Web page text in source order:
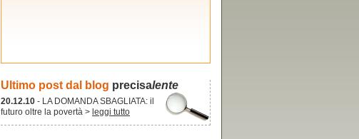
Ultimo post dal blog precisalente
20.12.10 - LA DOMANDA SBAGLIATA: il
futuro oltre la povertà > leggi tutto